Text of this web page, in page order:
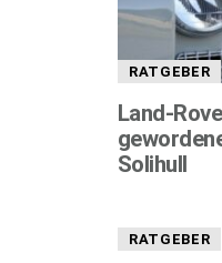
RATGEBER
Land-
Solihull
RATGEBER